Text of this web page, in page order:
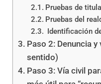
Pruebas de
Pruebas del
Identificación
Paso 2: Denuncia
sentido)
Paso 3: Vía civil